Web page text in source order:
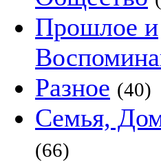
Прошлое и
Разное (40)
Семья,
(66)